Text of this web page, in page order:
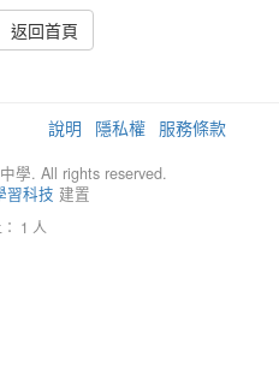
返回首頁
說明 隱私權 服務條款
學. All rights reserved.
習科技 建置
1 人